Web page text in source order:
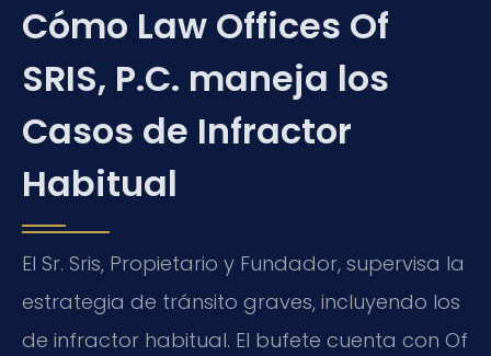
Cómo Law Offices Of
SRIS, P.C. maneja los
Casos de Infractor
Habitual
El Sr. Sris, Propietario y Fundador, supervisa la
estrategia de tránsito graves, incluyendo los
de infractor habitual. El bufete cuenta con Of